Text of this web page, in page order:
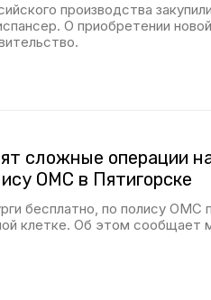
производства
О приобретении
сложные операции
ОМС в Пятигорске
бесплатно, по полису ОМС
клетке. Об этом сообщает